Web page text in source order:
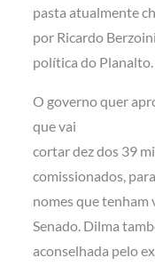
pasta atualmente
por Ricardo
política do Planalto.
O governo quer
que vai
cortar dez dos 39
comissionados,
nomes que tenham
Senado. Dilma
aconselhada pelo